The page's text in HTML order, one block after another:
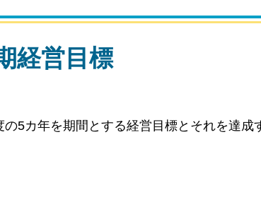
経営目標
5カ年を期間とする経営目標とそれを達成